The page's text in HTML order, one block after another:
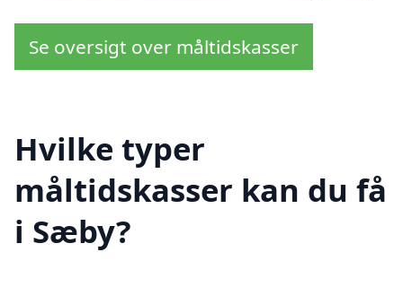
Se oversigt over måltidskasser
Hvilke typer
måltidskasser kan du få
i Sæby?